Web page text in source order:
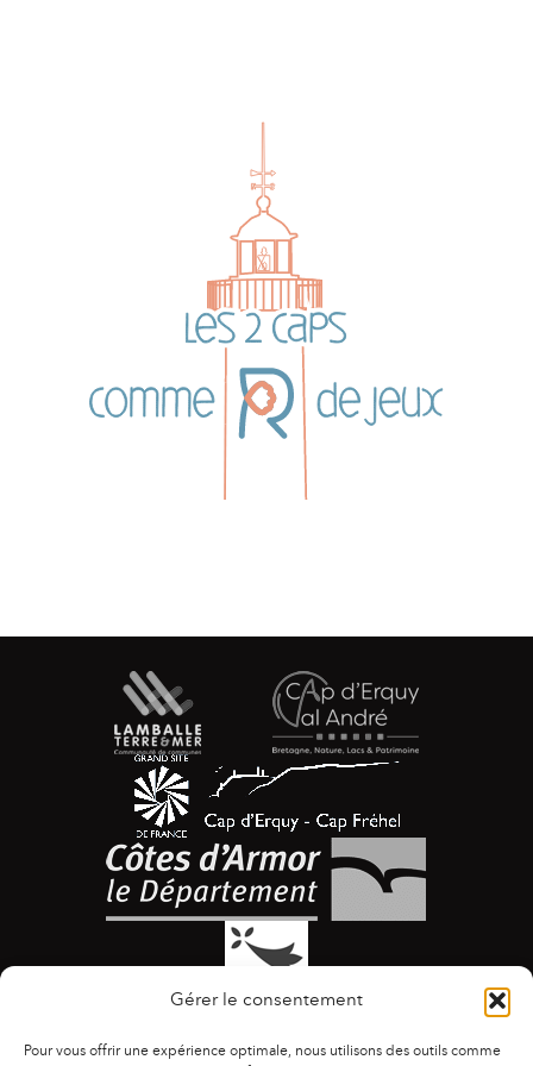
Gérer le consentement
Pour vous offrir une expérience optimale, nous utilisons des outils comme